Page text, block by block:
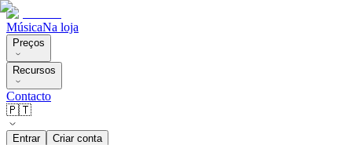
MúsicaNa loja
Preços
Recursos
Contacto
🇵🇹
Entrar Criar conta